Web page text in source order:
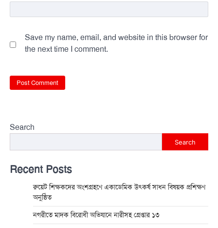
Save my name, email, and website in this browser for
the next time I comment.
Search
Search
Recent Posts
রুয়েট শিক্ষকদের অংশগ্রহণে একাডেমিক উৎকর্ষ সাধন বিষয়ক প্রশিক্ষণ
অনুষ্ঠিত
নগরীতে মাদক বিরোধী অভিযানে নারীসহ গ্রেপ্তার ১৩